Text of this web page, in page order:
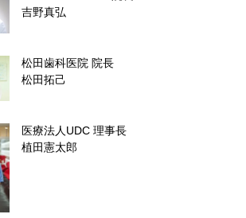
吉野真弘
松田歯科医院 院長
松田拓己
医療法人UDC 理事長
植田憲太郎